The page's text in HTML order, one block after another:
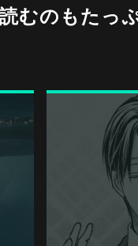
むのもたっ